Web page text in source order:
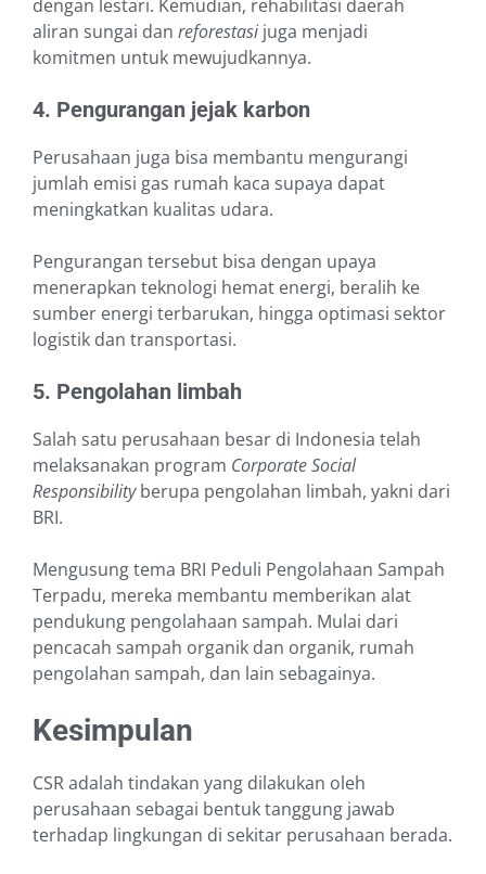
dengan lestari. Kemudian, rehabilitasi daerah
aliran sungai dan reforestasi juga menjadi
komitmen untuk mewujudkannya.
4. Pengurangan jejak karbon
Perusahaan juga bisa membantu mengurangi
jumlah emisi gas rumah kaca supaya dapat
meningkatkan kualitas udara.
Pengurangan tersebut bisa dengan upaya
menerapkan teknologi hemat energi, beralih ke
sumber energi terbarukan, hingga optimasi sektor
logistik dan transportasi.
5. Pengolahan limbah
Salah satu perusahaan besar di Indonesia telah
melaksanakan program Corporate Social
Responsibilityberupa pengolahan limbah, yakni dari
BRI.
Mengusung tema BRI Peduli Pengolahaan Sampah
Terpadu, mereka membantu memberikan alat
pendukung pengolahaan sampah. Mulai dari
pencacah sampah organik dan organik, rumah
pengolahan sampah, dan lain sebagainya.
Kesimpulan
CSR adalah tindakan yang dilakukan oleh
perusahaan sebagai bentuk tanggung jawab
terhadap lingkungan di sekitar perusahaan berada.